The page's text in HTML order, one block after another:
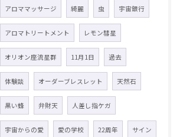
アロママッサージ 綺麗 虫 宇宙銀行
アロマトリートメント レモン彗星
オリオン座流星群 11月1日 過去
体験談 オーダーブレスレット 天然石
黒い蜂 弁財天 人差し指ケガ
宇宙からの愛 愛の学校 22周年 サイン